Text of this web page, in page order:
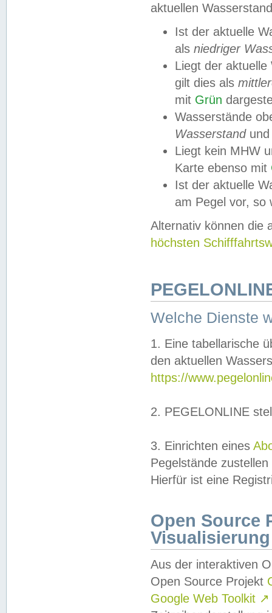
aktuellen
Ist der aktuelle
als niedriger
Liegt der
gilt dies als
mit Grün
Wasserstände
Wasserstandund
Liegt kein MHW
Karte ebenso mit
Ist der aktuelle
am Pegel vor,
Alternativ können die
höchsten
Welche Dienste
1. Eine tabellarische
den aktuellen
https://
2. PEGELONLINE
3. Einrichten eines
Pegelstände
Hierfür ist eine
Open Source
Visualisierung
Aus der interaktiven
Open Source Projekt
Google Web Toolkit ↗